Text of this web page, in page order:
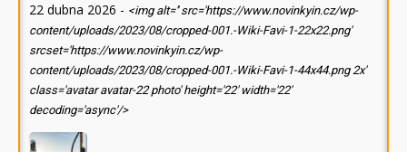
22 dubna 2026 - <img alt='' src='https://www.novinkyin.cz/wp-
content/uploads/2023/08/cropped-001.-Wiki-Favi-1-22x22.png'
srcset='https://www.novinkyin.cz/wp-
content/uploads/2023/08/cropped-001.-Wiki-Favi-1-44x44.png 2x'
class='avatar avatar-22 photo' height='22' width='22'
decoding='async'/>